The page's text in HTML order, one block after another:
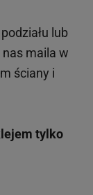
lub
maila w
ściany i
tylko